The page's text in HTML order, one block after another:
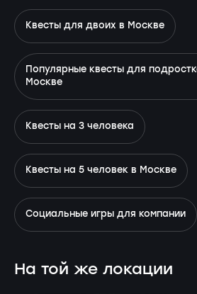
Квесты для двоих в Москве
Популярные квесты для
Москве
Квесты на 3 человека
Квесты на 5 человек в Москве
Социальные игры для компании
На той же локации